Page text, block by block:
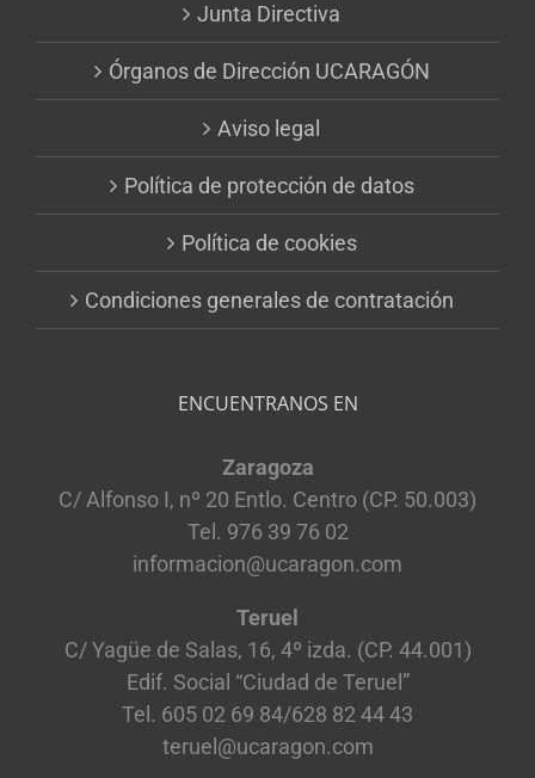
Junta Directiva
Órganos de Dirección UCARAGÓN
Aviso legal
Política de protección de datos
Política de cookies
Condiciones generales de contratación
ENCUENTRANOS EN
Zaragoza
C/ Alfonso I, nº 20 Entlo. Centro (CP. 50.003)
Tel. 976 39 76 02
informacion@ucaragon.com
Teruel
C/ Yagüe de Salas, 16, 4º izda. (CP. 44.001)
Edif. Social “Ciudad de Teruel”
Tel. 605 02 69 84/628 82 44 43
teruel@ucaragon.com